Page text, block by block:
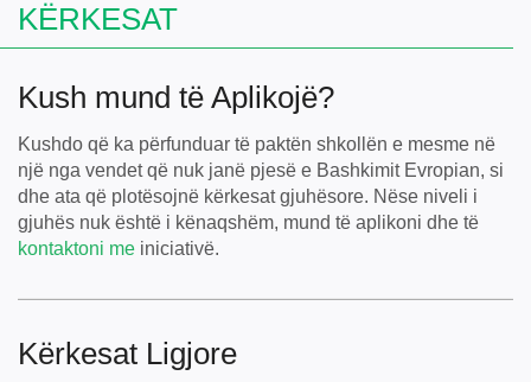
KËRKESAT
Kush mund të Aplikojë?
Kushdo që ka përfunduar të paktën shkollën e mesme në
një nga vendet që nuk janë pjesë e Bashkimit Evropian, si
dhe ata që plotësojnë kërkesat gjuhësore. Nëse niveli i
gjuhës nuk është i kënaqshëm, mund të aplikoni dhe të
kontaktoni me iniciativë.
Kërkesat Ligjore